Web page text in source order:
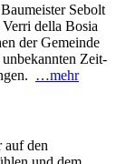
Sebolt
della Bosia
der Gemeinde
unbekannten Zeit­
…mehr
auf den